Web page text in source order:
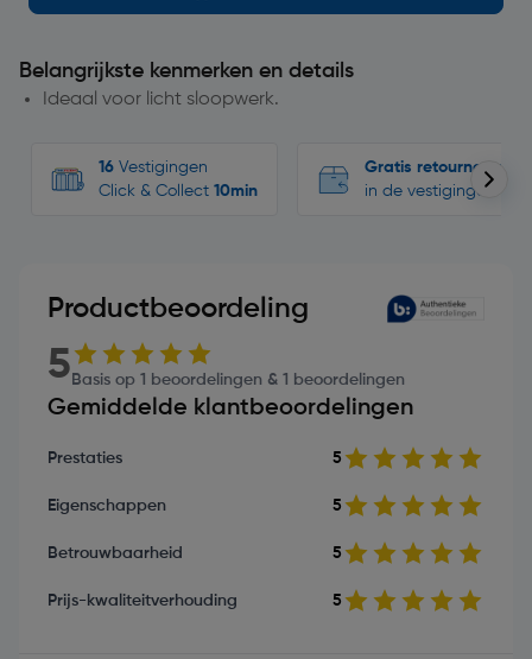
Belangrijkste kenmerken en details
Ideaal voor licht sloopwerk.
16 Vestigingen
Click & Collect 10min
Gratis retourneren
in de vestigingen
Productbeoordeling
5 Basis op 1 beoordelingen & 1 beoordelingen
Gemiddelde klantbeoordelingen
Prestaties 5
Eigenschappen 5
Betrouwbaarheid 5
Prijs-kwaliteitverhouding 5